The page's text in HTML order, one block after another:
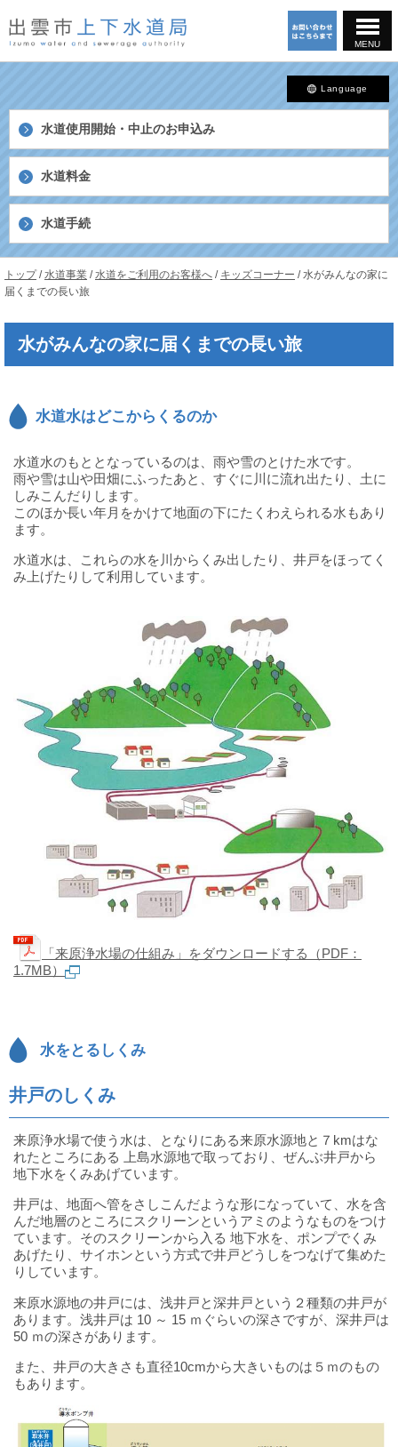
Language
水道使用開始・中止のお申込み
水道料金
水道手続
根
県
上
道
MENU
現
在
位
置：
トップ/水道事業 /水道をご利用のお客様へ / キッズコーナー /水がみんなの家に
届くまでの長い旅
水がみんなの家に届くまでの長い旅
水道水はどこからくるのか
水道水のもととなっているのは、雨や雪のとけた水です。
雨や雪は山や田畑にふったあと、すぐに川に流れ出たり、土に
しみこんだりします。
このほか長い年月をかけて地面の下にたくわえられる水もあり
ます。
水道水は、これらの水を川からくみ出したり、井戸をほってく
み上げたりして利用しています。
「来原浄水場の仕組み」をダウンロードする（PDF：
1.7MB）
水をとるしくみ
井戸のしくみ
来原浄水場で使う水は、となりにある来原水源地と７kmはな
れたところにある 上島水源地で取っており、ぜんぶ井戸から
地下水をくみあげています。
井戸は、地面へ管をさしこんだような形になっていて、水を含
んだ地層のところにスクリーンというアミのようなものをつけ
ています。そのスクリーンから入る 地下水を、ポンプでくみ
あげたり、サイホンという方式で井戸どうしをつなげて集めた
りしています。
来原水源地の井戸には、浅井戸と深井戸という２種類の井戸が
あります。浅井戸は 10 ～ 15 ｍぐらいの深さですが、深井戸は
50 ｍの深さがあります。
また、井戸の大きさも直径10cmから大きいものは５ｍのもの
もあります。